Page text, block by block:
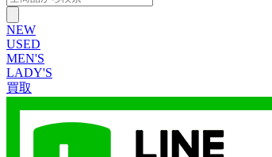
NEW
USED
MEN'S
LADY'S
買取